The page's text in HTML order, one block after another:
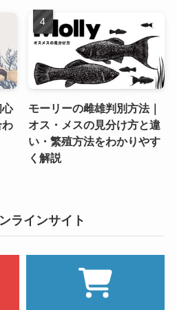
心
モーリーの雌雄判別方法｜
オス・メスの見分け方と違
い・繁殖方法をわかりやす
く解説
ラインサイト